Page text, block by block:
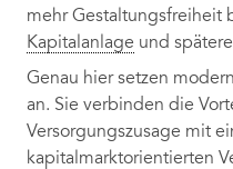
mehr Gestaltungsfreiheit
Kapitalanlage und
Genau hier setzen
an. Sie verbinden die
Versorgungszusage mit
kapitalmarktorientierten